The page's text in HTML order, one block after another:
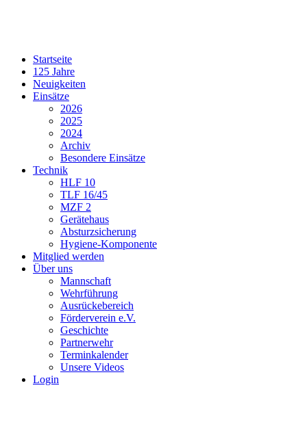
Startseite
125 Jahre
Neuigkeiten
Einsätze
2026
2025
2024
Archiv
Besondere Einsätze
Technik
HLF 10
TLF 16/45
MZF 2
Gerätehaus
Absturzsicherung
Hygiene-Komponente
Mitglied werden
Über uns
Mannschaft
Wehrführung
Ausrückebereich
Förderverein e.V.
Geschichte
Partnerwehr
Terminkalender
Unsere Videos
Login